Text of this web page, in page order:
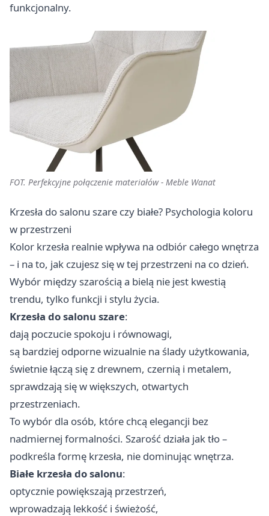
funkcjonalny.
FOT. Perfekcyjne połączenie materiałów - Meble Wanat
Krzesła do salonu szare czy białe? Psychologia koloru
w przestrzeni
Kolor krzesła realnie wpływa na odbiór całego wnętrza
– i na to, jak czujesz się w tej przestrzeni na co dzień.
Wybór między szarością a bielą nie jest kwestią
trendu, tylko funkcji i stylu życia.
Krzesła do salonu szare:
dają poczucie spokoju i równowagi,
są bardziej odporne wizualnie na ślady użytkowania,
świetnie łączą się z drewnem, czernią i metalem,
sprawdzają się w większych, otwartych
przestrzeniach.
To wybór dla osób, które chcą elegancji bez
nadmiernej formalności. Szarość działa jak tło –
podkreśla formę krzesła, nie dominując wnętrza.
Białe krzesła do salonu:
optycznie powiększają przestrzeń,
wprowadzają lekkość i świeżość,